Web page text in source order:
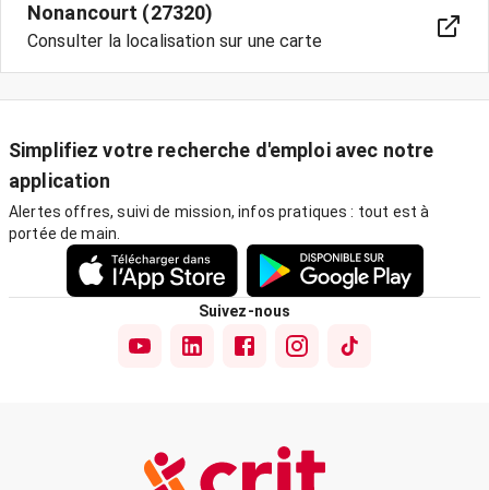
Nonancourt (27320)
Consulter la localisation sur une carte
Simplifiez votre recherche d'emploi avec notre
application
Alertes offres, suivi de mission, infos pratiques : tout est à
portée de main.
Suivez-nous